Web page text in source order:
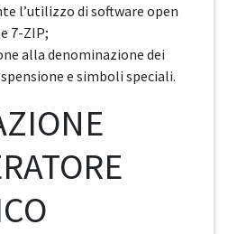
l’utilizzo di software open
7-ZIP;
alla denominazione dei
e simboli speciali.